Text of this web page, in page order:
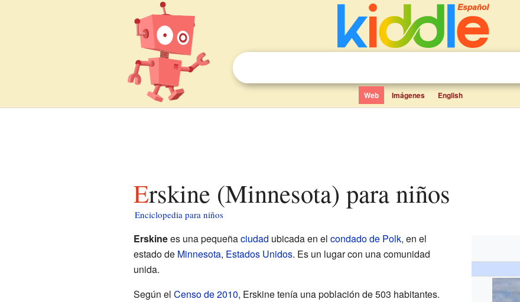
Web Imágenes English
Erskine (Minnesota) para niños
Enciclopedia para niños
Erskinees una pequeñaciudad ubicada en el condado de Polk, en el
estado de Minnesota, Estados Unidos. Es un lugar con una comunidad
unida.
Según el Censo de 2010, Erskine tenía una población de 503 habitantes.